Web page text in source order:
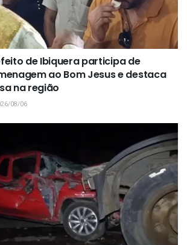
de Ibiquera participa de
ao Bom Jesus e destaca
na região
08/06